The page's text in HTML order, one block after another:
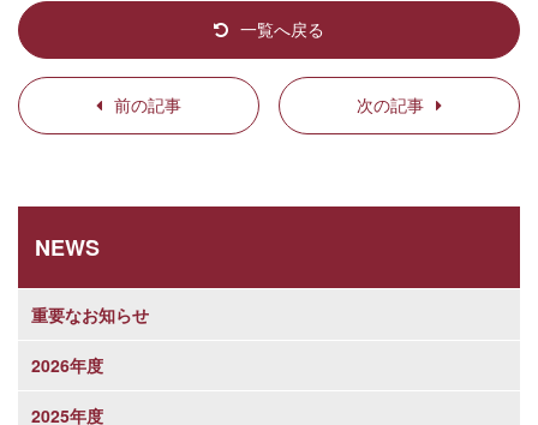
前の記事
一覧へ戻る
次の記事
NEWS
重要なお知らせ
2026年度
2025年度